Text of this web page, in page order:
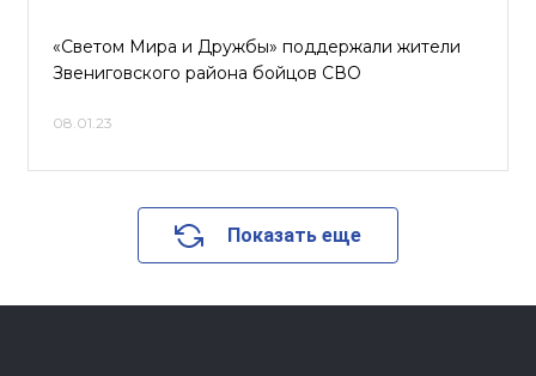
«Светом Мира и Дружбы» поддержали жители
Звениговского района бойцов СВО
08.01.23
Показать еще